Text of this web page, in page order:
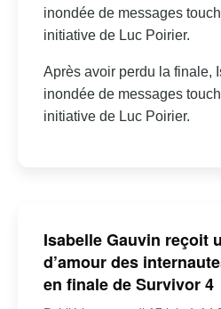
inondée de messages
initiative de Luc Poirier.
Après avoir perdu la finale,
inondée de messages
initiative de Luc Poirier.
Isabelle Gauvin reçoit
d’amour des
en finale de Survivor 4